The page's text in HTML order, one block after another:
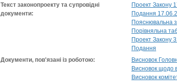
Текст законопроекту та супровідні
документи:
Проект Закону
Подання
Пояснювальна
Порівняльна
Проект Закону
Подання
Документи, пов'язані із роботою:
Висновок
Висновок щодо
Висновок